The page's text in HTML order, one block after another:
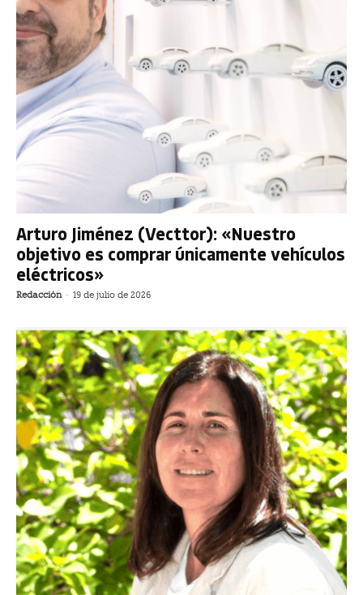
Arturo Jiménez (Vecttor): «Nuestro
objetivo es comprar únicamente vehículos
eléctricos»
Redacción - 19 de julio de 2026